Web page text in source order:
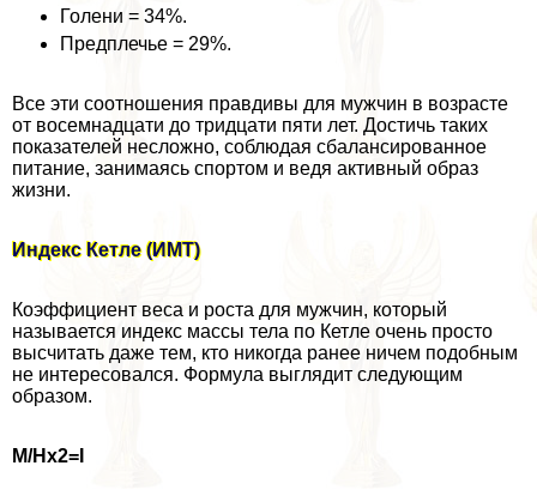
Голени = 34%.
Предплечье = 29%.
Все эти соотношения правдивы для мужчин в возрасте
от восемнадцати до тридцати пяти лет. Достичь таких
показателей несложно, соблюдая сбалансированное
питание, занимаясь спортом и ведя активный образ
жизни.
Индекс Кетле (ИМТ)
Коэффициент веса и роста для мужчин, который
называется индекс массы тела по Кетле очень просто
высчитать даже тем, кто никогда ранее ничем подобным
не интересовался. Формула выглядит следующим
образом.
M/Hx2=I